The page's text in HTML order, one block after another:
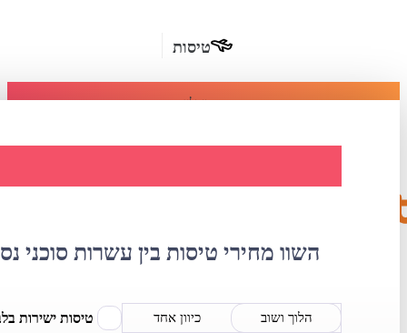
טיסות
מומלץ
בחו"ל
השוו מחירי טיסות בין עשרות סוכני
הלוך ושוב כיוון אחד טיסות ישירות